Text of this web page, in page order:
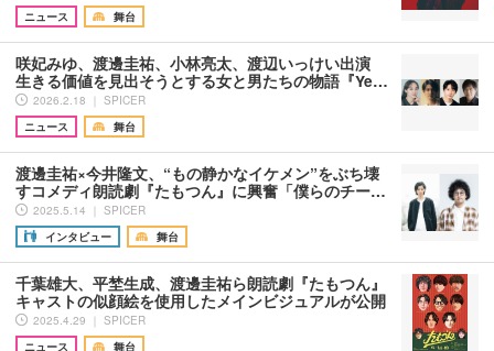
ニュース
舞台
咲妃みゆ、渡邊圭祐、小林亮太、渡辺いっけい出演
生きる価値を見出そうとする女と男たちの物語『Ye…
2026.2.18 ｜ SPICER
ニュース
舞台
渡邊圭祐×今井隆文、“もの静かなイケメン”をぶち壊
すコメディ朗読劇『たもつん』に興奮「僕らのチー…
2025.5.14 ｜ SPICER
インタビュー
舞台
千葉雄大、平埜生成、渡邊圭祐ら朗読劇『たもつん』
キャストの似顔絵を使用したメインビジュアルが公開
2025.4.29 ｜ SPICER
ニュース
舞台